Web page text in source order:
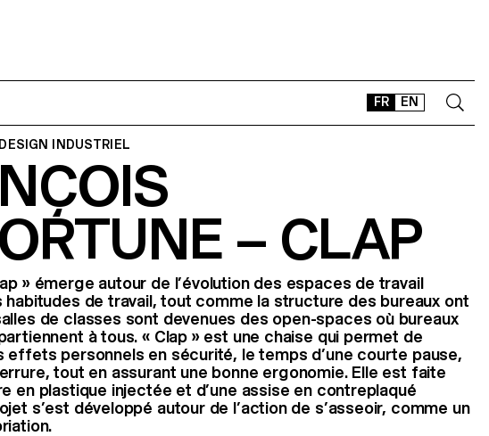
FR EN
TYPEFACES
OFFLINE-ONLINE
Instagram
Facebook
LinkedIn
Vimeo
INDUSTRIEL
– CLAP
» émerge autour de l’évolution des espaces de travail
habitudes de travail, tout comme la structure des bureaux ont
de classes sont devenues des open-spaces où bureaux
à tous. « Clap » est une chaise qui permet de
effets personnels en sécurité, le temps d’une courte pause,
tout en assurant une bonne ergonomie. Elle est faite
en plastique injectée et d’une assise en contreplaqué
s’est développé autour de l’action de s’asseoir, comme un